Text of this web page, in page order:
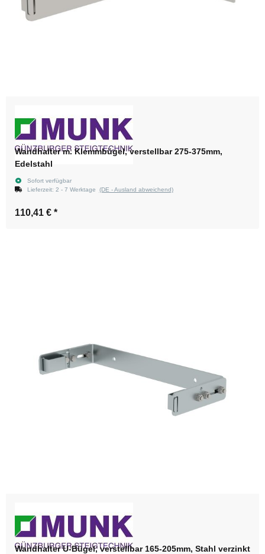
Wandhalter m. Klemmbügel, verstellbar 275-375mm,
Edelstahl
Sofort verfügbar
Lieferzeit: 2 - 7 Werktage (DE - Ausland abweichend)
110,41 € *
Wandhalter U-Bügel, verstellbar 165-205mm, Stahl verzinkt